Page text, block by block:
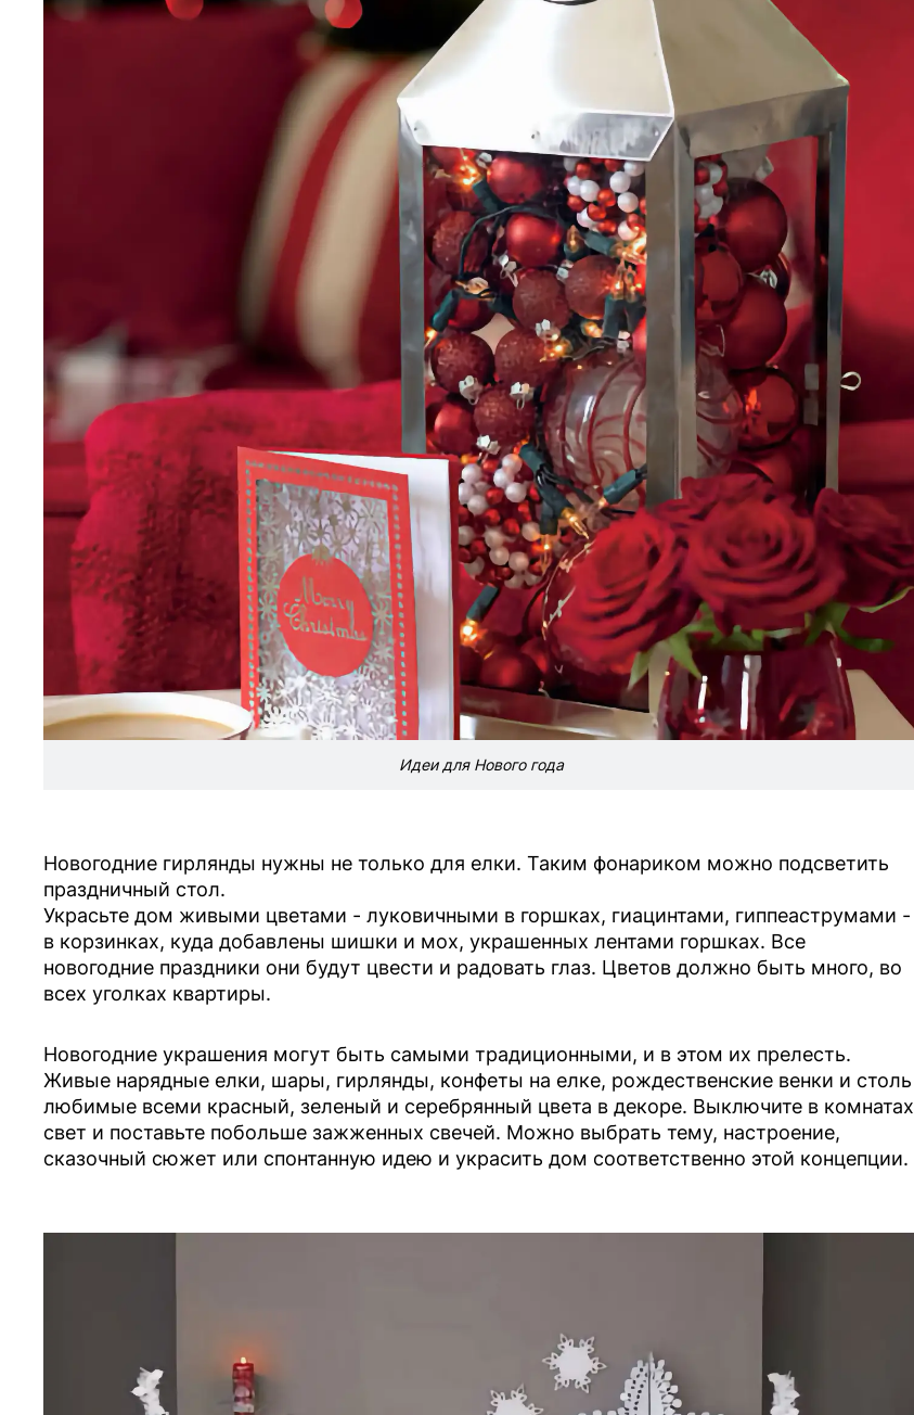
Идеи для Нового года
Новогодние гирлянды нужны не только для елки. Таким фонариком можно подсветить
праздничный стол.
Украсьте дом живыми цветами - луковичными в горшках, гиацинтами, гиппеаструмами -
в корзинках, куда добавлены шишки и мох, украшенных лентами горшках. Все
новогодние праздники они будут цвести и радовать глаз. Цветов должно быть много, во
всех уголках квартиры.
Новогодние украшения могут быть самыми традиционными, и в этом их прелесть.
Живые нарядные елки, шары, гирлянды, конфеты на елке, рождественские венки и столь
любимые всеми красный, зеленый и серебрянный цвета в декоре. Выключите в комнатах
свет и поставьте побольше зажженных свечей. Можно выбрать тему, настроение,
сказочный сюжет или спонтанную идею и украсить дом соответственно этой концепции.